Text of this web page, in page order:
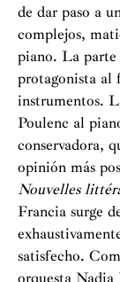
de dar paso a
complejos,
piano. La parte
protagonista al
instrumentos.
Poulenc al
conservadora,
opinión más
Nouvelles
Francia surge
satisfecho.
orquesta Nadia